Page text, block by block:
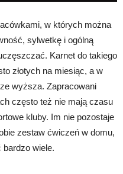
w których można
sylwetkę i ogólną
Karnet do takiego
złotych na miesiąc, a w
wyższa. Zapracowani
często też nie mają czasu
kluby. Im nie pozostaje
zestaw ćwiczeń w domu,
wiele.